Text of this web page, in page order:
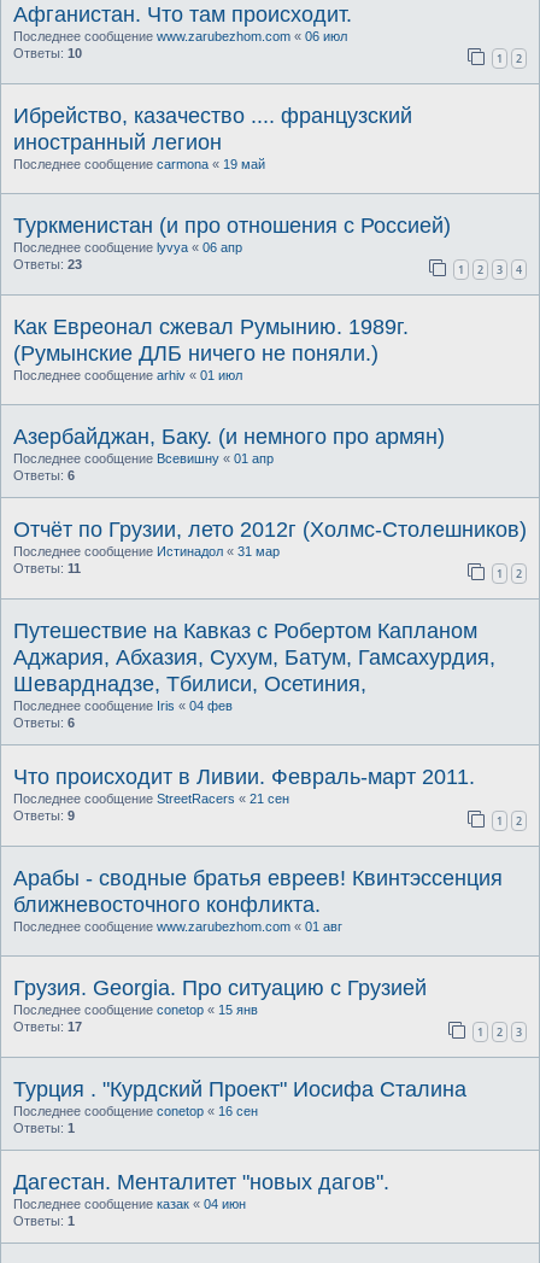
Афганистан. Что там происходит.
Последнее сообщение www.zarubezhom.com « 06 июл
Ответы: 10 1 2
Ибрейство, казачество .... французский
иностранный легион
Последнее сообщение carmona « 19 май
Туркменистан (и про отношения с Россией)
Последнее сообщение lyvya « 06 апр
Ответы: 23 1 2 3 4
Как Евреонал сжевал Румынию. 1989г.
(Румынские ДЛБ ничего не поняли.)
Последнее сообщение arhiv « 01 июл
Азербайджан, Баку. (и немного про армян)
Последнее сообщение Всевишну « 01 апр
Ответы: 6
Отчёт по Грузии, лето 2012г (Холмс-Столешников)
Последнее сообщение Истинадол « 31 мар
Ответы: 11 1 2
Путешествие на Кавказ с Робертом Капланом
Аджария, Абхазия, Сухум, Батум, Гамсахурдия,
Шеварднадзе, Тбилиси, Осетиния,
Последнее сообщение Iris « 04 фев
Ответы: 6
Что происходит в Ливии. Февраль-март 2011.
Последнее сообщение StreetRacers « 21 сен
Ответы: 9 1 2
Арабы - сводные братья евреев! Квинтэссенция
ближневосточного конфликта.
Последнее сообщение www.zarubezhom.com « 01 авг
Грузия. Georgia. Про ситуацию с Грузией
Последнее сообщение conetop « 15 янв
Ответы: 17 1 2 3
Турция . "Курдский Проект" Иосифа Сталина
Последнее сообщение conetop « 16 сен
Ответы: 1
Дагестан. Менталитет "новых дагов".
Последнее сообщение казак « 04 июн
Ответы: 1